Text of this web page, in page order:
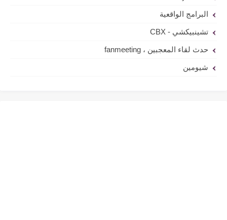
البرامج الواقعية
تشينبيكشي - CBX
حدث لقاء المعجبين ، fanmeeting
شيومين